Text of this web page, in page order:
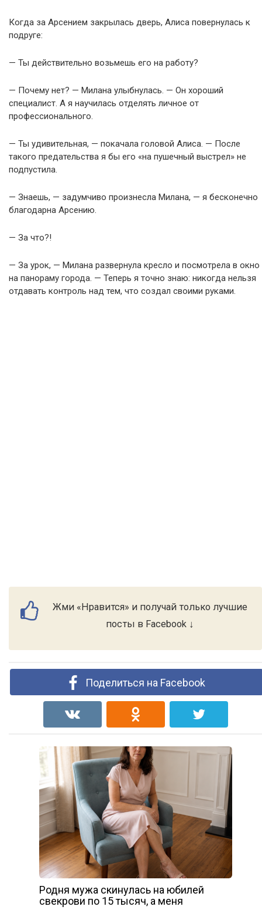
Когда за Арсением закрылась дверь, Алиса повернулась к
подруге:
— Ты действительно возьмешь его на работу?
— Почему нет? — Милана улыбнулась. — Он хороший
специалист. А я научилась отделять личное от
профессионального.
— Ты удивительная, — покачала головой Алиса. — После
такого предательства я бы его «на пушечный выстрел» не
подпустила.
— Знаешь, — задумчиво произнесла Милана, — я бесконечно
благодарна Арсению.
— За что?!
— За урок, — Милана развернула кресло и посмотрела в окно
на панораму города. — Теперь я точно знаю: никогда нельзя
отдавать контроль над тем, что создал своими руками.
Жми «Нравится» и получай только лучшие
посты в Facebook ↓
Поделиться на Facebook
Родня мужа скинулась на юбилей
свекрови по 15 тысяч, а меня